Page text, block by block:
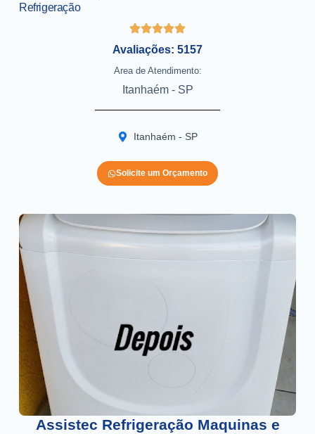
Refrigeração
Avaliações: 5157
Area de Atendimento:
Itanhaém - SP
Itanhaém - SP
Solicite um Orçamento
Assistec Refrigeração Maquinas e